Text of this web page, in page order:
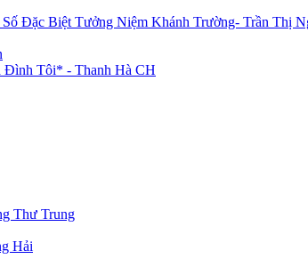
Đặc Biệt Tưởng Niệm Khánh Trường- Trần Thị
Đình Tôi* - Thanh Hà CH
Thư Trung
Hải